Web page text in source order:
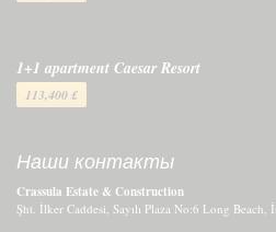
1+1 apartment Caesar Resort
113,400 £
Наши контакты
Crassula Estate & Construction
Şht. İlker Caddesi, Sayılı Plaza No:6 Long